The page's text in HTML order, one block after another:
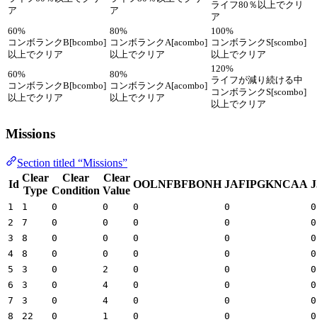
ア
ア
ライフ80％以上でクリ
ア
60%
コンボランクB[bcombo]
以上でクリア
80%
コンボランクA[acombo]
以上でクリア
100%
コンボランクS[scombo]
以上でクリア
60%
コンボランクB[bcombo]
以上でクリア
80%
コンボランクA[acombo]
以上でクリア
120%
ライフが減り続ける中
コンボランクS[scombo]
以上でクリア
Missions
Section titled “Missions”
Id
Clear
Type
Clear
Condition
Clear
Value
OOLNFBFBONH JAFIPGKNCAA
1 1 0 0 0 0
0
2
7 0 0 0 0
0
3
8 0 0 0 0
0
4
8 0 0 0 0
0
5
3 0 2 0 0
0
6
3 0 4 0 0
0
7
3 0 4 0 0
0
8
22 0 1 0 0
0